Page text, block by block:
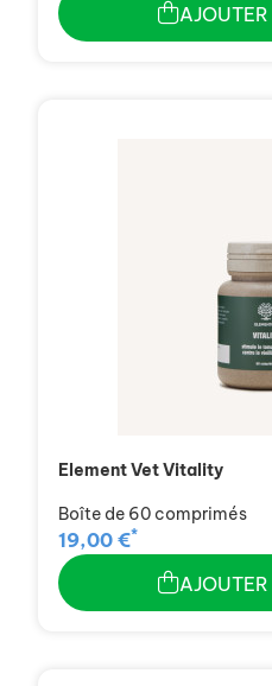
Element Vet Vitality
Boîte de 60 comprimés
19,00 €*